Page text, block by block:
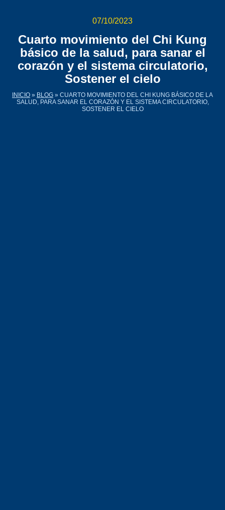
07/10/2023
Cuarto movimiento del Chi Kung
básico de la salud, para sanar el
corazón y el sistema circulatorio,
Sostener el cielo
INICIO » BLOG » CUARTO MOVIMIENTO DEL CHI KUNG BÁSICO DE LA
SALUD, PARA SANAR EL CORAZÓN Y EL SISTEMA CIRCULATORIO,
SOSTENER EL CIELO